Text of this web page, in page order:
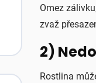
Omez
zvaž
2)
Rostlina